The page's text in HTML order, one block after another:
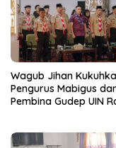
Wagub Jihan
Pengurus Mabigus
Pembina Gudep UIN
Muda